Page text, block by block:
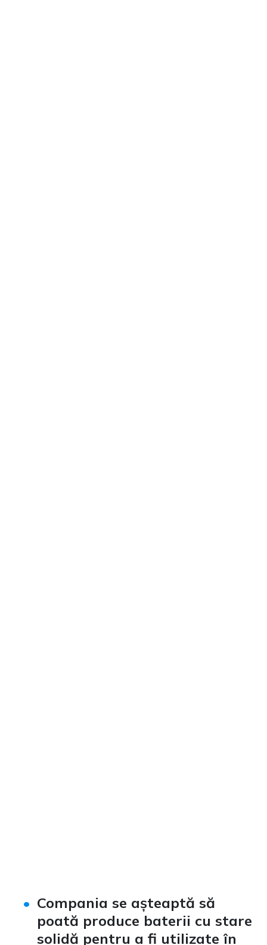
Compania se așteaptă să
poată produce baterii cu stare
solidă pentru a fi utilizate în